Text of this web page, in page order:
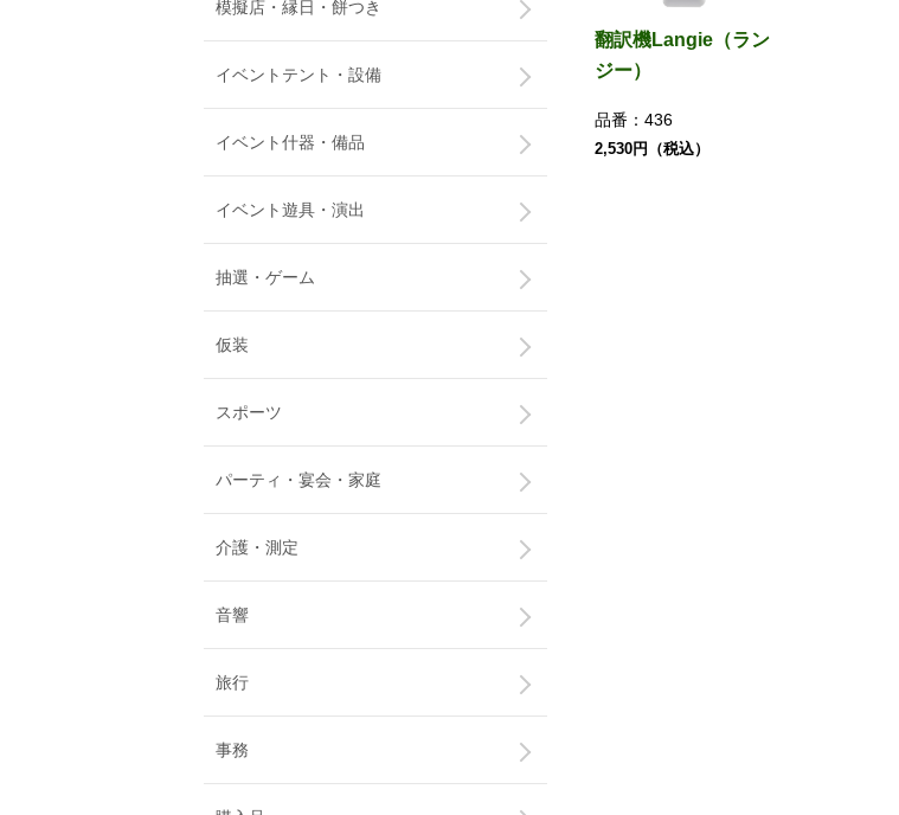
翻訳機Langie（ラン
ジー）
品番： 436
2,530円（税込）
模擬店・縁日・餅つき
イベントテント・設備
イベント什器・備品
イベント遊具・演出
抽選・ゲーム
仮装
スポーツ
パーティ・宴会・家庭
介護・測定
音響
旅行
事務